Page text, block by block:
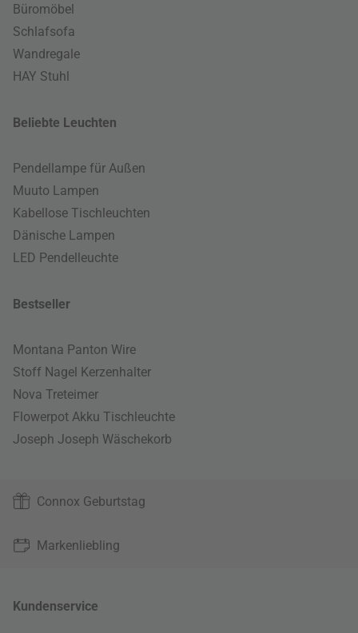
Büromöbel
Schlafsofa
Wandregale
HAY Stuhl
Beliebte Leuchten
Pendellampe für Außen
Muuto Lampen
Kabellose Tischleuchten
Dänische Lampen
LED Pendelleuchte
Bestseller
Montana Panton Wire
Stoff Nagel Kerzenhalter
Nova Treteimer
Flowerpot Akku Tischleuchte
Joseph Joseph Wäschekorb
Connox Geburtstag
Markenliebling
Kundenservice